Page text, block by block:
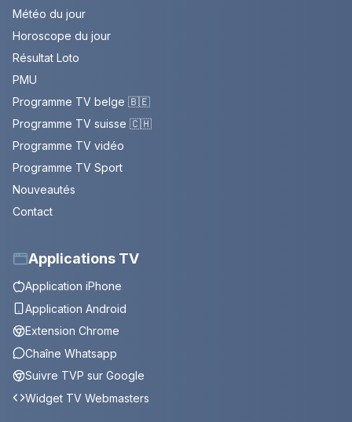
Météo du jour
Horoscope du jour
Résultat Loto
PMU
Programme TV belge 🇧🇪
Programme TV suisse 🇨🇭
Programme TV vidéo
Programme TV Sport
Nouveautés
Contact
Applications TV
Application iPhone
Application Android
Extension Chrome
Chaîne Whatsapp
Suivre TVP sur Google
Widget TV Webmasters